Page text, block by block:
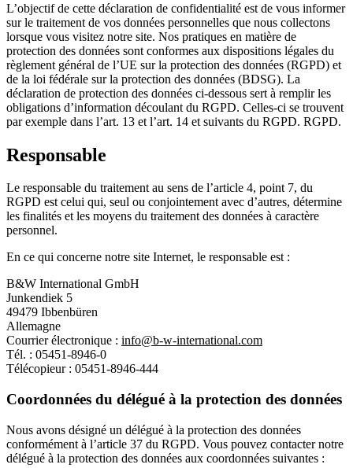
L’objectif de cette déclaration de confidentialité est de vous informer
sur le traitement de vos données personnelles que nous collectons
lorsque vous visitez notre site. Nos pratiques en matière de
protection des données sont conformes aux dispositions légales du
règlement général de l’UE sur la protection des données (RGPD) et
de la loi fédérale sur la protection des données (BDSG). La
déclaration de protection des données ci-dessous sert à remplir les
obligations d’information découlant du RGPD. Celles-ci se trouvent
par exemple dans l’art. 13 et l’art. 14 et suivants du RGPD. RGPD.
Responsable
Le responsable du traitement au sens de l’article 4, point 7, du
RGPD est celui qui, seul ou conjointement avec d’autres, détermine
les finalités et les moyens du traitement des données à caractère
personnel.
En ce qui concerne notre site Internet, le responsable est :
B&W International GmbH
Junkendiek 5
49479 Ibbenbüren
Allemagne
Courrier électronique : info@b-w-international.com
Tél. : 05451-8946-0
Télécopieur : 05451-8946-444
Coordonnées du délégué à la protection des données
Nous avons désigné un délégué à la protection des données
conformément à l’article 37 du RGPD. Vous pouvez contacter notre
délégué à la protection des données aux coordonnées suivantes :